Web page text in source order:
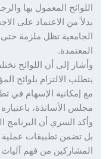
المعمول بها والرجوع
من الاعتماد على
تظل ملزمة حتى يتم
إلى أن اللوائح تختلف
الالتزام بلوائح
الإسهام في
الأساتذة، باعتباره الجهة
السري أن البرنامج
تطبيقات عملية
من فهم آليات